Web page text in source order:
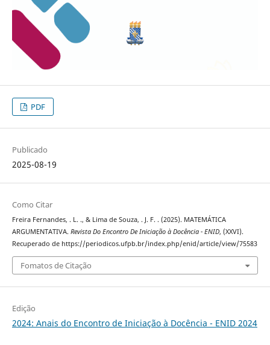
PDF
Publicado
2025-08-19
Como Citar
Freira Fernandes, . L. ., & Lima de Souza, . J. F. . (2025). MATEMÁTICA
ARGUMENTATIVA. Revista Do Encontro De Iniciação à Docência - ENID, (XXVI).
Recuperado de https://periodicos.ufpb.br/index.php/enid/article/view/75583
Fomatos de Citação
Edição
2024: Anais do Encontro de Iniciação à Docência - ENID 2024